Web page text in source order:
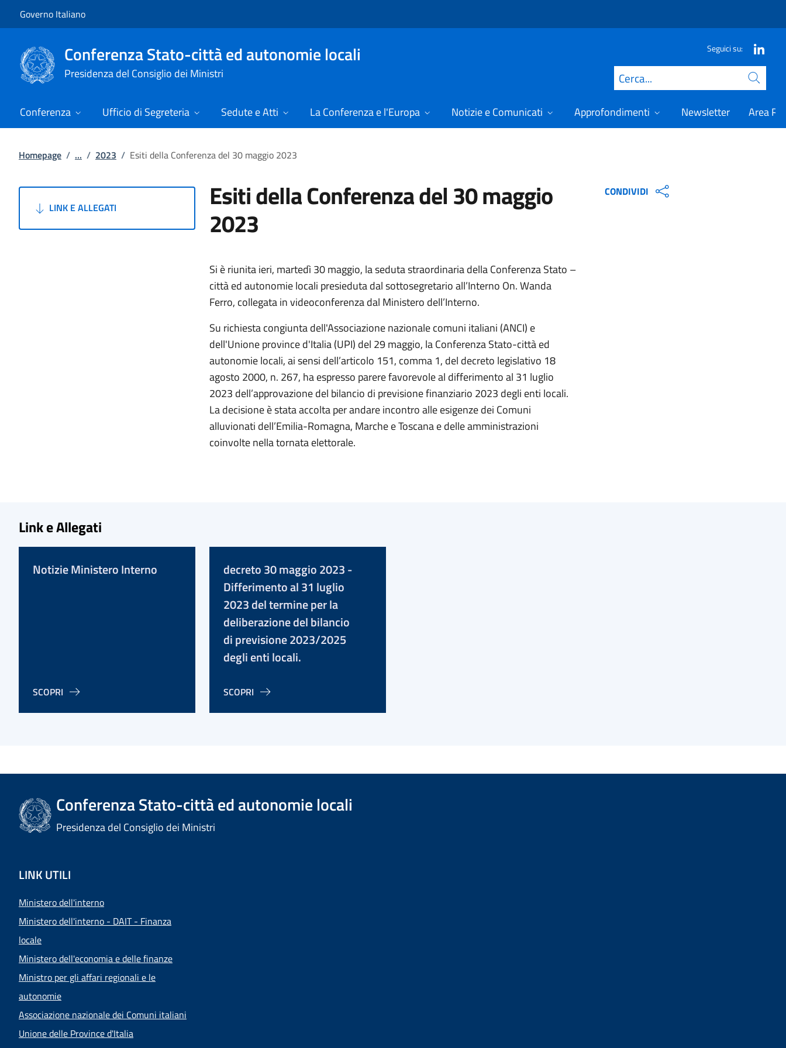
Governo Italiano
Conferenza Stato-città ed autonomie locali
Presidenza del Consiglio dei Ministri
Seguici su:
Cerca
Conferenza Ufficio di Segreteria Sedute e Atti La Conferenza e l'Europa Notizie e Comunicati Approfondimenti Newsletter Area
Homepage / ... / 2023 / Esiti della Conferenza del 30 maggio 2023
LINK E ALLEGATI Esiti della Conferenza del 30 maggio
2023
Si è riunita ieri, martedì 30 maggio, la seduta straordinaria della Conferenza Stato –
città ed autonomie locali presieduta dal sottosegretario all’Interno On. Wanda
Ferro, collegata in videoconferenza dal Ministero dell’Interno.
Su richiesta congiunta dell'Associazione nazionale comuni italiani (ANCI) e
dell'Unione province d'Italia (UPI) del 29 maggio, la Conferenza Stato-città ed
autonomie locali, ai sensi dell’articolo 151, comma 1, del decreto legislativo 18
agosto 2000, n. 267, ha espresso parere favorevole al differimento al 31 luglio
2023 dell’approvazione del bilancio di previsione finanziario 2023 degli enti locali.
La decisione è stata accolta per andare incontro alle esigenze dei Comuni
alluvionati dell’Emilia-Romagna, Marche e Toscana e delle amministrazioni
coinvolte nella tornata elettorale.
CONDIVIDI
Link e Allegati
Notizie Ministero Interno
SCOPRI
decreto 30 maggio 2023 -
Differimento al 31 luglio
2023 del termine per la
deliberazione del bilancio
di previsione 2023/2025
degli enti locali.
SCOPRI
Conferenza Stato-città ed autonomie locali
Presidenza del Consiglio dei Ministri
LINK UTILI
Ministero dell'interno
Ministero dell'interno - DAIT - Finanza
locale
Ministero dell'economia e delle finanze
Ministro per gli affari regionali e le
autonomie
Associazione nazionale dei Comuni italiani
Unione delle Province d'Italia